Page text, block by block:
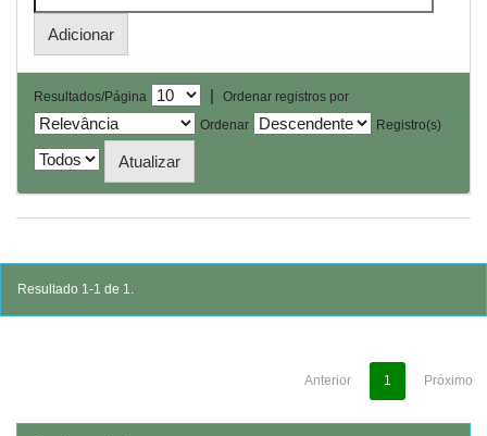
Resultados/Página |
Ordenar registros por
Ordenar
Registro(s)
Resultado 1-1 de 1.
Anterior 1 Próximo